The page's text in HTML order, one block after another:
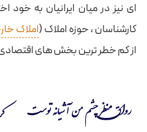
ای نیز در میان ایرانیان به
کارشناسان ، حوزه املاک (املاک
از کم خطر ترین بخش های